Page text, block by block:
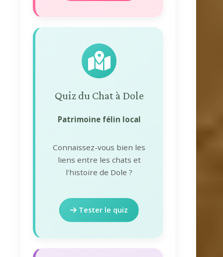
Quiz du Chat à Dole
Patrimoine félin local
Connaissez-vous bien les
liens entre les chats et
l'histoire de Dole ?
Tester le quiz